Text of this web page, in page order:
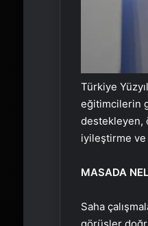
Türkiye
eğitimcilerin
destekleyen,
iyileştirme ve
MASADA
Saha